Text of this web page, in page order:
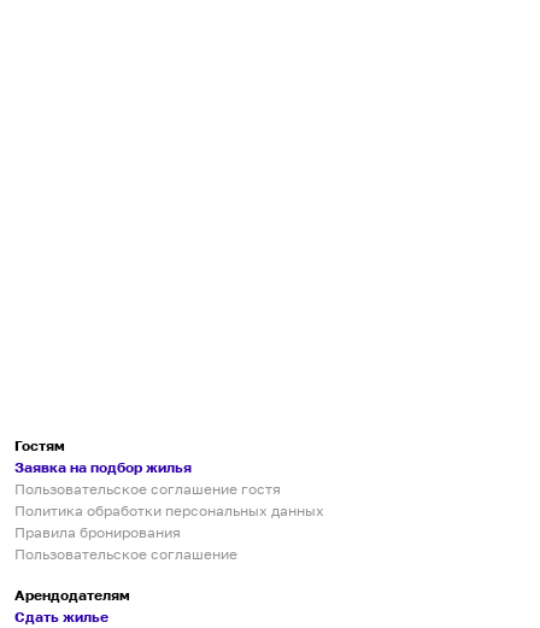
Гостям
Заявка на подбор жилья
Пользовательское соглашение гостя
Политика обработки персональных данных
Правила бронирования
Пользовательское соглашение
Арендодателям
Сдать жилье